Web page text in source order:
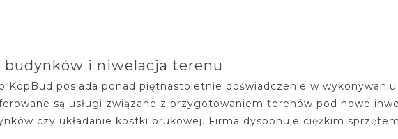
budynków i niwelacja terenu
KopBud posiada ponad piętnastoletnie doświadczenie w
są usługi związane z przygotowaniem terenów pod nowe
czy układanie kostki brukowej. Firma dysponuje ciężkim